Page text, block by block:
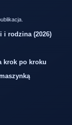
i rodzina (2026)
krok po kroku